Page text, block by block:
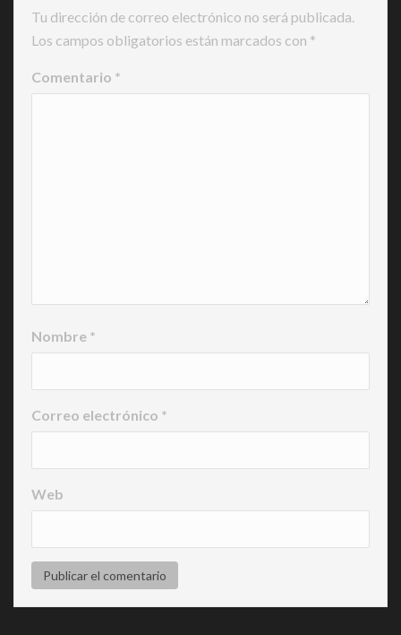
Tu dirección de correo electrónico no será publicada.
Los campos obligatorios están marcados con *
Comentario *
Nombre *
Correo electrónico *
Web